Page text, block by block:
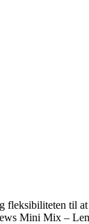
fleksibiliteten til
Mini Mix –